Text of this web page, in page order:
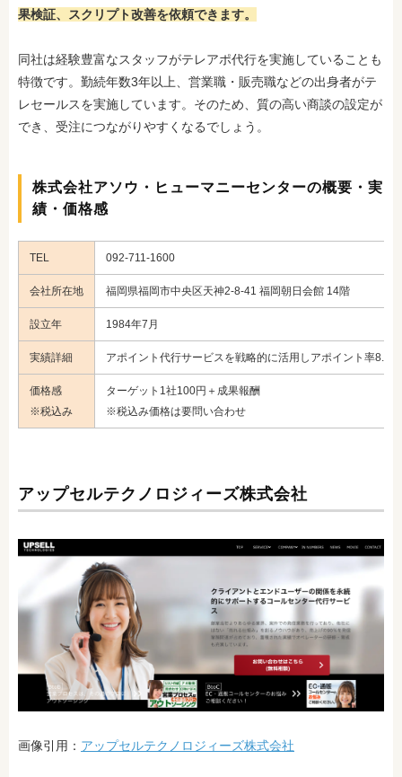
果検証、スクリプト改善を依頼できます。
同社は経験豊富なスタッフがテレアポ代行を実施していることも
特徴です。勤続年数3年以上、営業職・販売職などの出身者がテ
レセールスを実施しています。そのため、質の高い商談の設定が
でき、受注につながりやすくなるでしょう。
株式会社アソウ・ヒューマニーセンターの概要・実
績・価格感
TEL 092-711-1600
会社所在地 福岡県福岡市中央区天神2-8-41 福岡朝日会館 14階
設立年 1984年7月
実績詳細 アポイント代行サービスを戦略的に活用しアポイント率
価格感
※税込み
ターゲット1社100円＋成果報酬
※税込み価格は要問い合わせ
アップセルテクノロジィーズ株式会社
画像引用： アップセルテクノロジィーズ株式会社